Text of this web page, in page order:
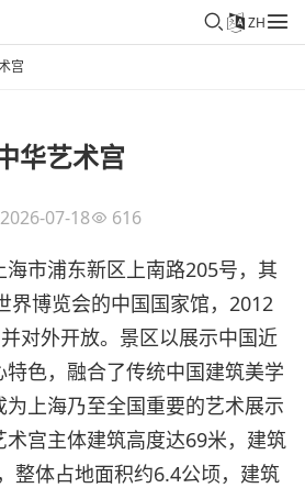
ZH
宫
华艺术宫
2026-07-18 616
市浦东新区上南路205号，其
界博览会的中国国家馆，2012
对外开放。景区以展示中国近
色，融合了传统中国建筑美学
上海乃至全国重要的艺术展示
宫主体建筑高度达69米，建筑
整体占地面积约6.4公顷，建筑